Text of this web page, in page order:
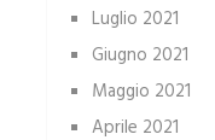
Luglio 2021
Giugno 2021
Maggio 2021
Aprile 2021